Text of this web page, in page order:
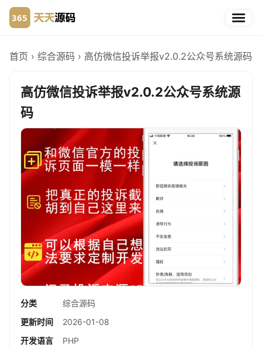
首页 › 综合源码 › 高仿微信投诉举报v2.0.2公众号系统源码
高仿微信投诉举报v2.0.2公众号系统源
码
分类
综合源码
更新时间
2026-01-08
开发语言
PHP